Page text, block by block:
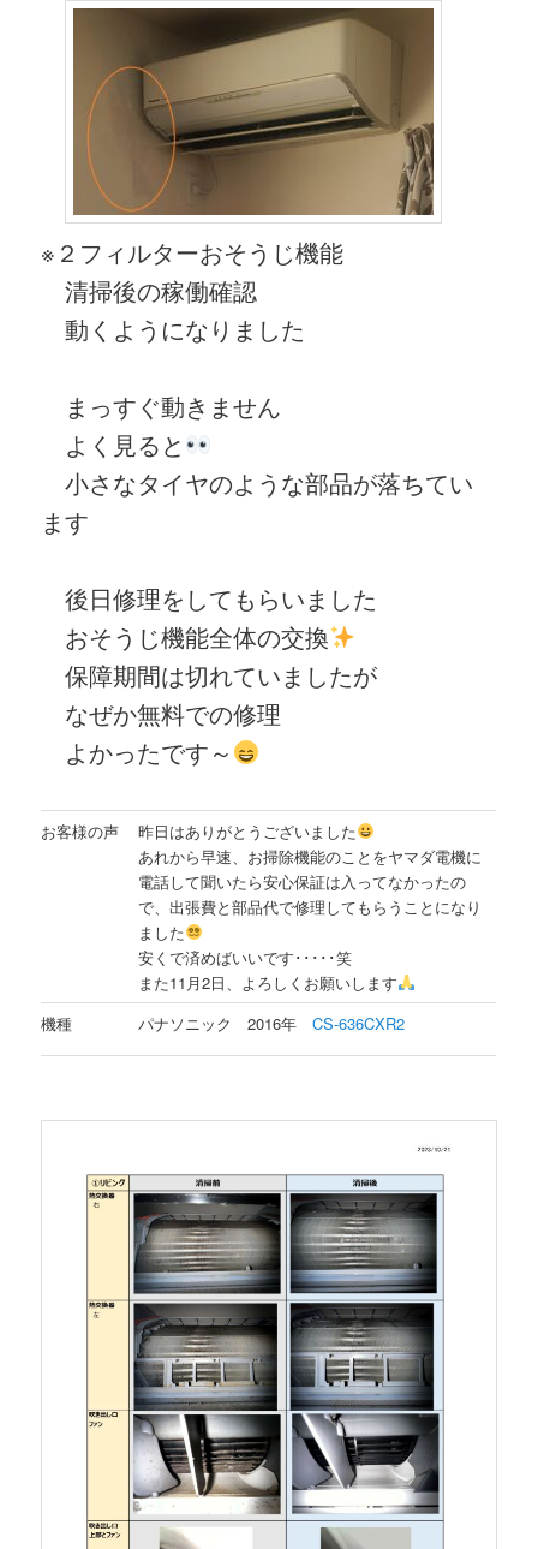
※２フィルターおそうじ機能
清掃後の稼働確認
動くようになりました
まっすぐ動きません
よく見ると
小さなタイヤのような部品が落ちてい
ます
後日修理をしてもらいました
おそうじ機能全体の交換
保障期間は切れていましたが
なぜか無料での修理
よかったです～
お客様の声
昨日はありがとうございました
あれから早速、お掃除機能のことをヤマダ電機に
電話して聞いたら安心保証は入ってなかったの
で、出張費と部品代で修理してもらうことになり
ました
安くで済めばいいです･････笑
また11月2日、よろしくお願いします
機種
パナソニック 2016年CS-636CXR2